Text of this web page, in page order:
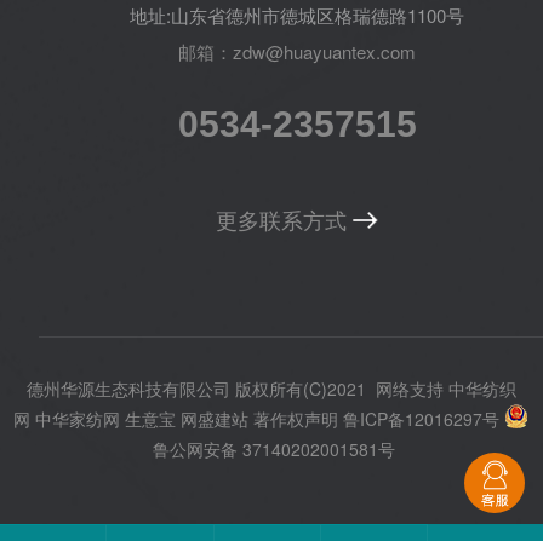
地址:山东省德州市德城区格瑞德路1100号
邮箱：zdw@huayuantex.com
0534-2357515
更多联系方式
德州华源生态科技有限公司 版权所有(C)2021 网络支持 中华纺织
网 中华家纺网 生意宝 网盛建站 著作权声明 鲁ICP备12016297号
鲁公网安备 37140202001581号